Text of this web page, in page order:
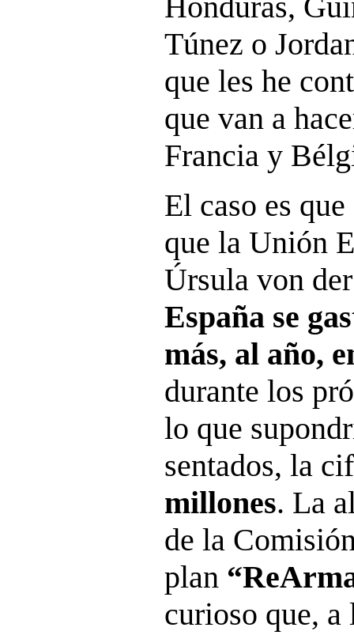
Túnez o
que les he
que van a
Francia y
El caso es
que la Unión
Úrsula von
España se
más, al año,
durante los
lo que
sentados, la
millones. La
de la
plan
curioso que, a